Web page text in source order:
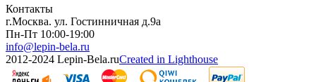
Контакты
г.Москва. ул. Гостинничная д.9а
Пн-Пт 10:00-19:00
info@lepin-bela.ru
2012-2024 Lepin-Bela.ruCreated in Lighthouse